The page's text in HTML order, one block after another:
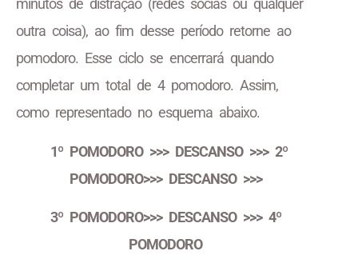
minutos de distração (redes socias ou qualquer
outra coisa), ao fim desse período retorne ao
pomodoro. Esse ciclo se encerrará quando
completar um total de 4 pomodoro. Assim,
como representado no esquema abaixo.
1º POMODORO >>> DESCANSO >>> 2º
POMODORO>>> DESCANSO >>>
3º POMODORO>>> DESCANSO >>> 4º
POMODORO